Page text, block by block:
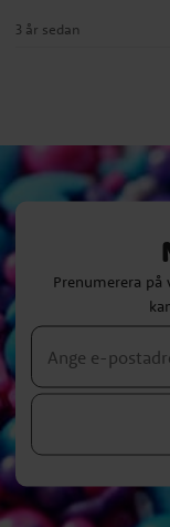
3 år sedan
Prenumerera